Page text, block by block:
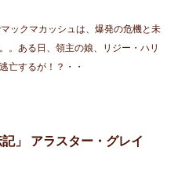
ックマカッシュは、爆発の危機と未
。ある日、領主の娘、リジー・ハリ
亡するが！？・・
」 アラスター・グレイ